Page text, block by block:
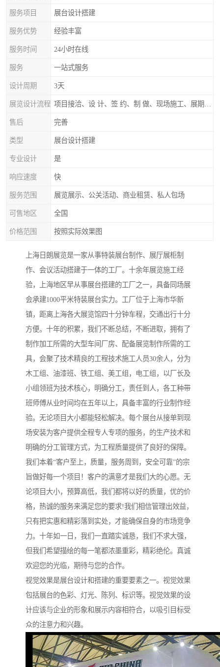
服务项目 展台设计搭建
服务优势 经验丰富
服务时间 24小时在线
服务 一站式服务
设计周期 3天
展览设计流程
售后 完善
类型 展台设计搭建
专业设计 是
响应速度 快
服务范围 展览展示、公关活动、商业租赁、私人包场
可售地区 全国
价格范围 按照实际效果图
上海日朗展览是一家从事特装展台制作、展厅展柜制
作、会议活动搭建于一体的工厂。十余年展览施工经
验，上海地区早从事展台搭建的工厂之一，具备同场展
会承建1000平米特装展台实力。工厂位于上海市华新
镇，距离上海各大展览馆四十分钟车程，交通出行十分
方便。十年的积累，我们不断总结，不断进取，拥有了
制作加工所需的大型车间厂房、配备展览制作所需的工
具，会聚了技术精良的工程技术施工人员30余人，分为
木工组、油漆班、铁工组、美工组，电工组，以厂长及
小组领班为技术核心，明确分工，责任到人，各工种带
班师傅从业时间均在五年以上，具备丰富的行业制作经
验。无论项目大小都能轻松解决。每个展台从接单到现
场安装为客户提供全程专人专项的服务，的生产技术和
明确的分工管理方式，为工程质量提供了良好的保障。
我们本着“客户至上，质量，服务周到，安全可靠”的宗
旨做好每一个项目！客户的满意才是我们大的心愿。无
论项目大小，预算高低，我们都将以好的质量，优的价
格，热诚的服务来满足您的要求!我们相信管理出效益，
只有把实惠和精彩落到实处，才能确保自身的市场竞争
力。十年如一日，我们一直踏实诚恳，我们不求大强，
但我们希望描绘的每一笔都浓墨重彩，精彩绝伦。真诚
欢迎您的光临，期待与您的合作。
视觉效果是展台设计和搭建的重要要素之一。视觉效果
包括展台的色彩、灯光、陈列、标识等。视觉效果的设
计应该与企业的形象和展示内容相符合，以吸引目标受
众的注意力和兴趣。